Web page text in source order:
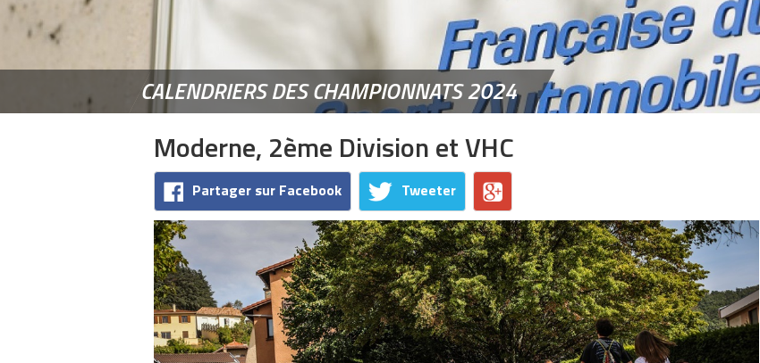
CALENDRIERS DES CHAMPIONNATS 2024
Moderne, 2ème Division et VHC
Partager sur Facebook Tweeter